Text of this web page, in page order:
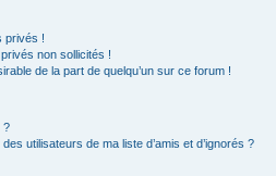
privés !
non sollicités !
de la part de quelqu’un sur ce forum !
?
utilisateurs de ma liste d’amis et d’ignorés ?